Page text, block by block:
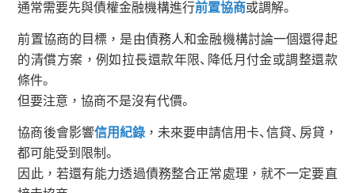
通常需要先與債權金融機構進行前置協商或調解。
前置協商的目標，是由債務人和金融機構討論一個還得起
的清償方案，例如拉長還款年限、降低月付金或調整還款
條件。
但要注意，協商不是沒有代價。
協商後會影響信用紀錄，未來要申請信用卡、信貸、房貸，
都可能受到限制。
因此，若還有能力透過債務整合正常處理，就不一定要直